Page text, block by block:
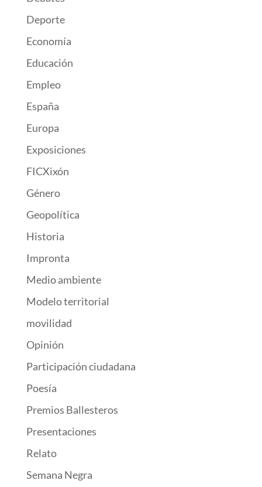
Deporte
Economía
Educación
Empleo
España
Europa
Exposiciones
FICXixón
Género
Geopolítica
Historia
Impronta
Medio ambiente
Modelo territorial
movilidad
Opinión
Participación ciudadana
Poesía
Premios Ballesteros
Presentaciones
Relato
Semana Negra